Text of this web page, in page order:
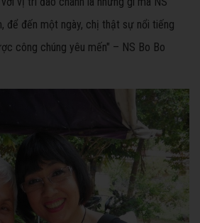
để đến một ngày, chị thật sự nổi tiếng
công chúng yêu mến" – NS Bo Bo